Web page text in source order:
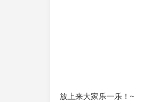
放上来大家乐一乐！~